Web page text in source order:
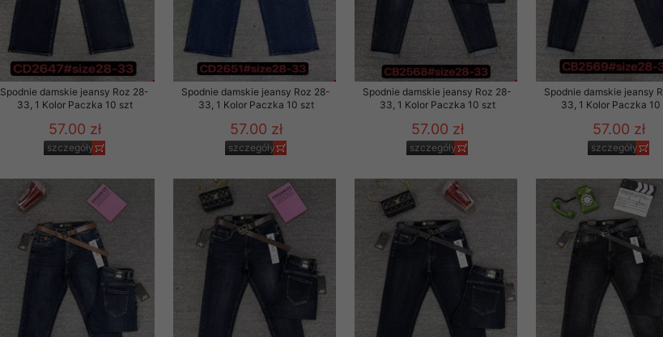
Spodnie damskie jeansy Roz 28-
33, 1 Kolor Paczka 10 szt
57.00 zł
szczegóły
Spodnie damskie jeansy Roz 28-
33, 1 Kolor Paczka 10 szt
57.00 zł
szczegóły
Spodnie damskie jeansy Roz 28-
33, 1 Kolor Paczka 10 szt
57.00 zł
szczegóły
Spodnie damskie jeansy
33, 1 Kolor Paczka 10
57.00 zł
szczegóły